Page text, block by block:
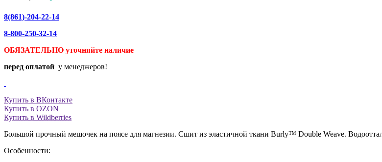
8(861)-204-22-14
8-800-250-32-14
ОБЯЗАТЕЛЬНО уточняйте наличие
перед оплатой у менеджеров!
Купить в ВКонтакте
Купить в OZON
Купить в Wildberries
Большой прочный мешочек на поясе для магнезии. Сшит из эластичной ткани Burly™ Double Weave.
Особенности: